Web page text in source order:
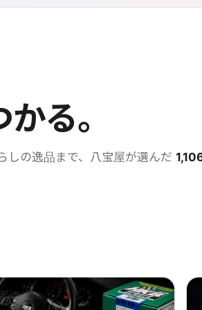
る。
しの逸品まで、八宝屋が選んだ